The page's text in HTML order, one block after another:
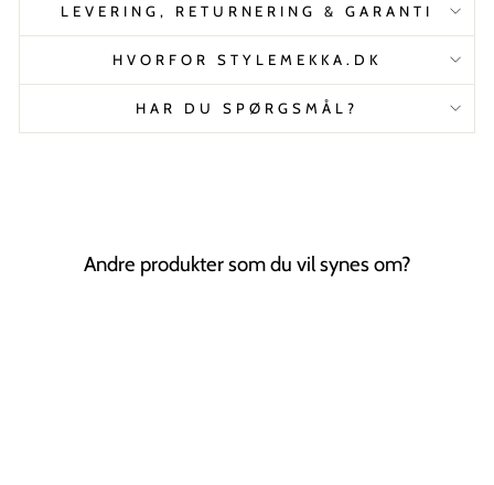
LEVERING, RETURNERING & GARANTI
HVORFOR STYLEMEKKA.DK
HAR DU SPØRGSMÅL?
Andre produkter som du vil synes om?